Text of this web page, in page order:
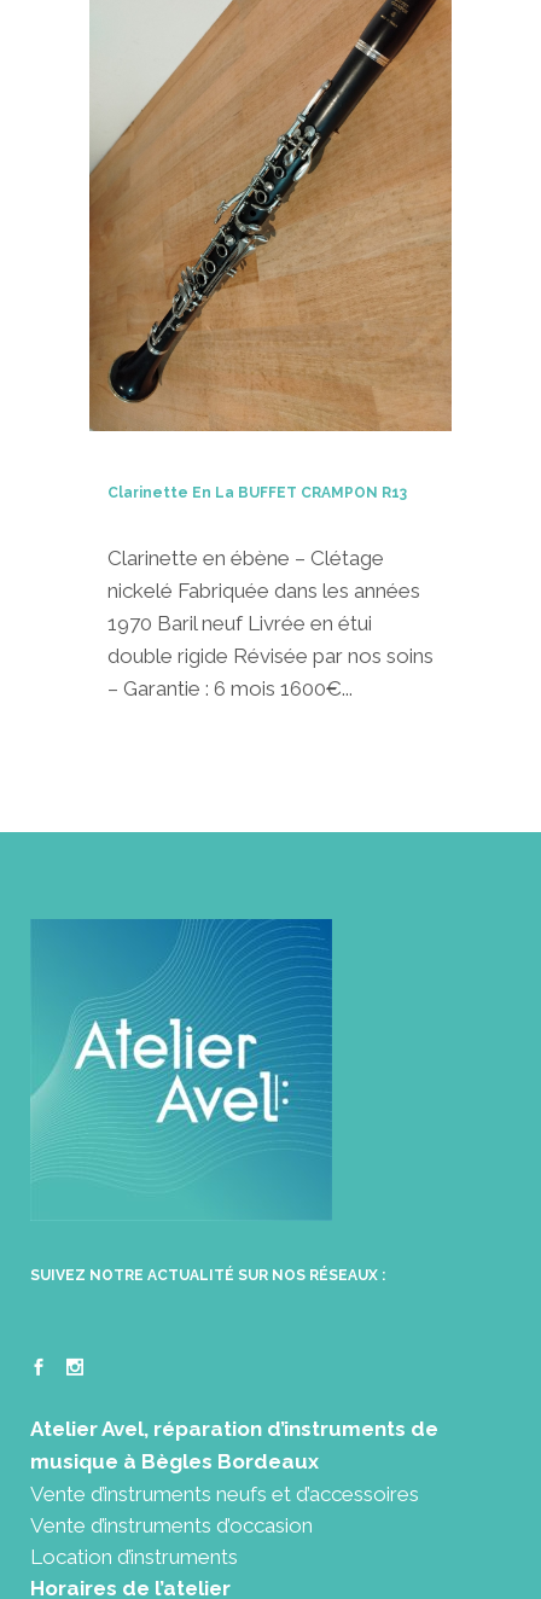
Clarinette En La BUFFET CRAMPON R13
Clarinette en ébène – Clétage
nickelé Fabriquée dans les années
1970 Baril neuf Livrée en étui
double rigide Révisée par nos soins
– Garantie : 6 mois 1600€...
SUIVEZ NOTRE ACTUALITÉ SUR NOS RÉSEAUX :
Atelier Avel, réparation d’instruments de
musique à Bègles Bordeaux
Vente d’instruments neufs et d’accessoires
Vente d’instruments d’occasion
Location d’instruments
Horaires de l’atelier